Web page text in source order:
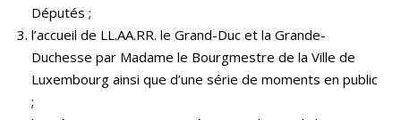
Députés ;
l’accueil de LL.AA.RR. le Grand-Duc et la Grande-
Duchesse par Madame le Bourgmestre de la Ville de
Luxembourg ainsi que d’une série de moments en public
;